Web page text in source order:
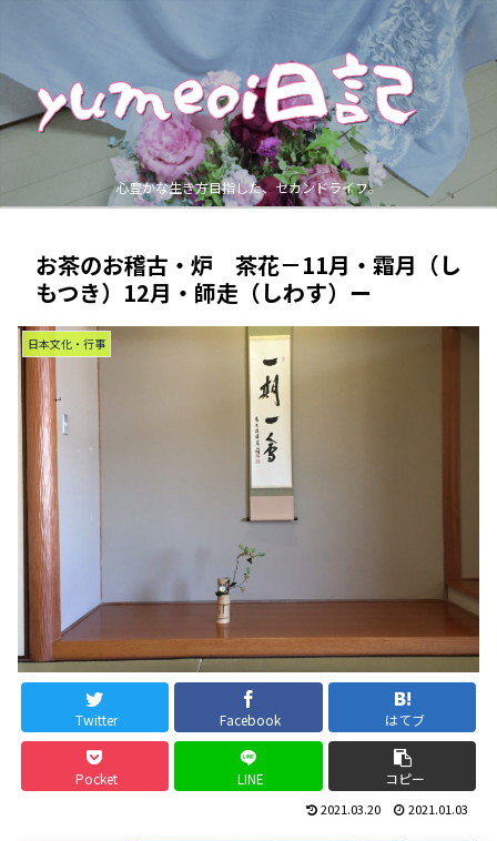
心豊かな生き方目指した、セカンドライフ。
お茶のお稽古・炉 茶花－11月・霜月（し
もつき）12月・師走（しわす）ー
日本文化・行事
Twitter Facebook はてブ
Pocket LINE コピー
2021.03.20 2021.01.03